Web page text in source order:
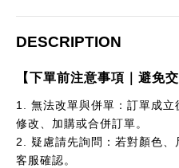
DESCRIPTION
【下單前注意事項｜避免交
1.
無法改單與併單：訂單成
修改、加購或合併訂單。
2.
疑慮請先詢問：若對顏色
客服確認。